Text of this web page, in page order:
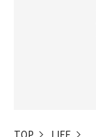
TOP
LIFE